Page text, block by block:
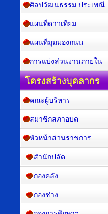
ศิลปวัฒนธรรม ประเพณี
แผนที่ดาวเทียม
แผนที่มุมมองถนน
การแบ่งส่วนงานภายใน
โครงสร้างบุคลากร
คณะผู้บริหาร
สมาชิกสภาอบต
หัวหน้าส่วนราชการ
สำนักปลัด
กองคลัง
กองช่าง